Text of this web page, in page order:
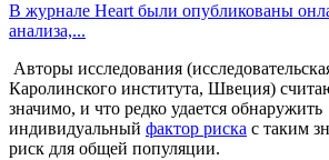
В журнале Heart были опубликованы
анализа,...
Авторы исследования
Каролинского института, Швеция)
значимо, и что редко удается обнаружить
индивидуальный фактор риска с таким
риск для общей популяции.